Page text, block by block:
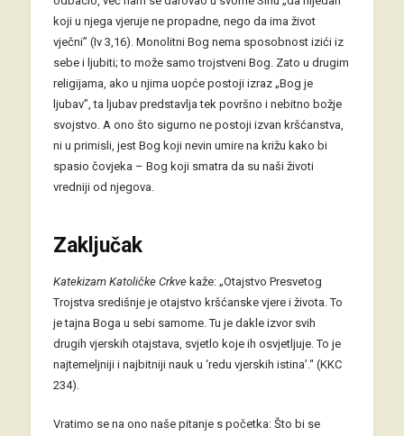
koji u njega vjeruje ne propadne, nego da ima život
vječni” (Iv 3,16). Monolitni Bog nema sposobnost izići iz
sebe i ljubiti; to može samo trojstveni Bog. Zato u drugim
religijama, ako u njima uopće postoji izraz „Bog je
ljubav”, ta ljubav predstavlja tek površno i nebitno božje
svojstvo. A ono što sigurno ne postoji izvan kršćanstva,
ni u primisli, jest Bog koji nevin umire na križu kako bi
spasio čovjeka – Bog koji smatra da su naši životi
vredniji od njegova.
Zaključak
Katekizam Katoličke Crkvekaže: „Otajstvo Presvetog
Trojstva središnje je otajstvo kršćanske vjere i života. To
je tajna Boga u sebi samome. Tu je dakle izvor svih
drugih vjerskih otajstava, svjetlo koje ih osvjetljuje. To je
najtemeljniji i najbitniji nauk u ‘redu vjerskih istina’.“ (KKC
234).
Vratimo se na ono naše pitanje s početka: Što bi se